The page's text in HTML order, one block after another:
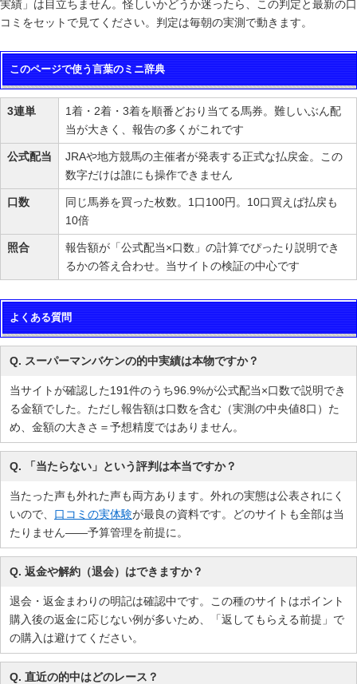
実績」は目立ちません。怪しいかどうか迷ったら、この判定と最新の口
コミをセットで見てください。判定は毎朝の実測で動きます。
このページで使う言葉のミニ辞典
3連単
1着・2着・3着を順番どおり当てる馬券。難しいぶん配
当が大きく、報告の多くがこれです
公式配当
JRAや地方競馬の主催者が発表する正式な払戻金。この
数字だけは誰にも操作できません
口数
同じ馬券を買った枚数。1口100円。10口買えば払戻も
10倍
照合
報告額が「公式配当×口数」の計算でぴったり説明でき
るかの答え合わせ。当サイトの検証の中心です
よくある質問
Q. スーパーマンバケンの的中実績は本物ですか？
当サイトが確認した191件のうち96.9%が公式配当×口数で説明でき
る金額でした。ただし報告額は口数を含む（実測の中央値8口）た
め、金額の大きさ＝予想精度ではありません。
Q. 「当たらない」という評判は本当ですか？
当たった声も外れた声も両方あります。外れの実態は公表されにく
いので、 口コミの実体験が最良の資料です。どのサイトも全部は当
たりません——予算管理を前提に。
Q. 返金や解約（退会）はできますか？
退会・返金まわりの明記は確認中です。この種のサイトはポイント
購入後の返金に応じない例が多いため、「返してもらえる前提」で
の購入は避けてください。
Q. 直近の的中はどのレース？